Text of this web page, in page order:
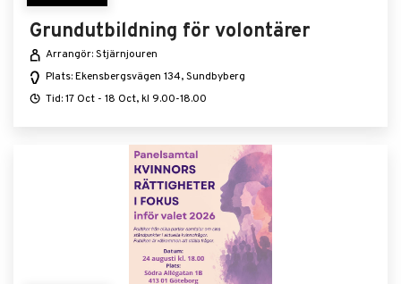
Grundutbildning för volontärer
Arrangör: Stjärnjouren
Plats: Ekensbergsvägen 134, Sundbyberg
Tid: 17 Oct - 18 Oct, kl 9.00-18.00